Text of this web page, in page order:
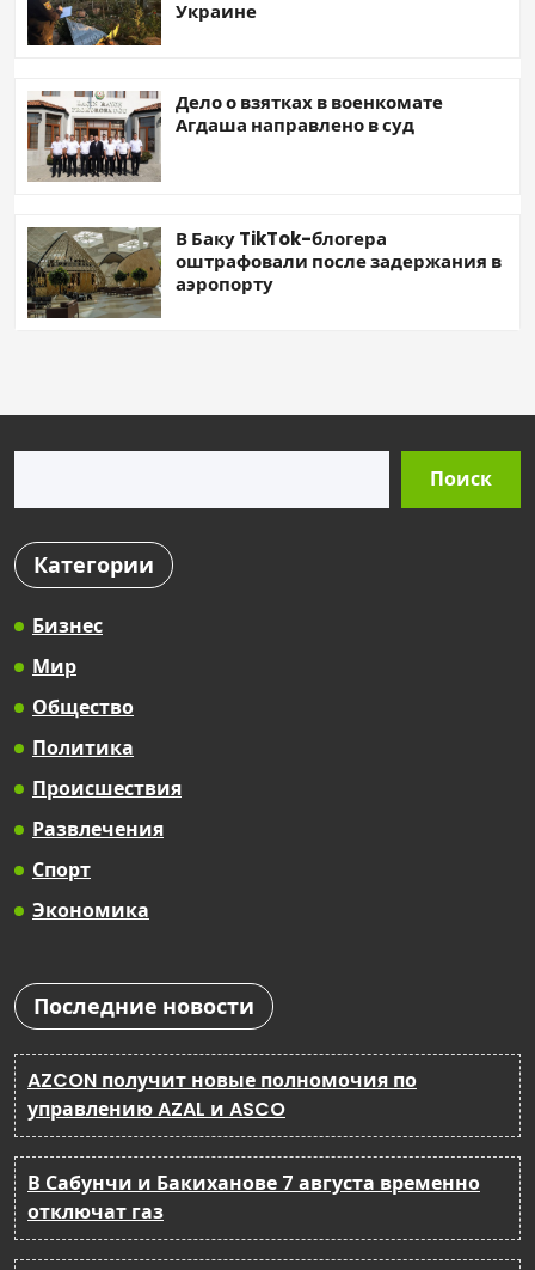
Украине
Дело о взятках в военкомате
Агдаша направлено в суд
В Баку TikTok-блогера
оштрафовали после задержания в
аэропорту
Поиск
Категории
Бизнес
Мир
Общество
Политика
Происшествия
Развлечения
Спорт
Экономика
Последние новости
AZCON получит новые полномочия по
управлению AZAL и ASCO
В Сабунчи и Бакиханове 7 августа временно
отключат газ